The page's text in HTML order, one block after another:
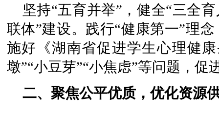
坚持“五育并举”，健全“三全
联体”建设。践行“健康第一”理
施好《湖南省促进学生心理健
墩”“小豆芽”“小焦虑”等问题，
二、聚焦公平优质，优化资源